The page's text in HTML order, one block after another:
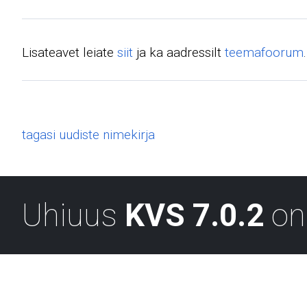
Lisateavet leiate siit ja ka aadressilt teemafoorum.
tagasi uudiste nimekirja
Uhiuus KVS 7.0.2